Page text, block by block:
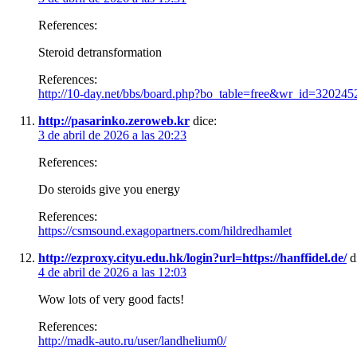
References:
Steroid detransformation
References:
http://10-day.net/bbs/
http://pasarinko.zeroweb.kr dice:
3 de abril de 2026 a las 20:23
References:
Do steroids give you energy
References:
https://csmsound.exagopartners.com/hildredhamlet
http://ezproxy.cityu.edu.hk/login?url=https://hanffidel.de/
4 de abril de 2026 a las 12:03
Wow lots of very good facts!
References:
http://madk-auto.ru/user/landhelium0/